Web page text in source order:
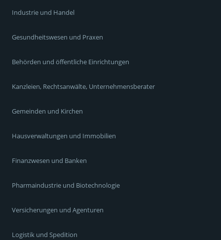
Industrie und Handel
Gesundheitswesen und Praxen
Behörden und öffentliche Einrichtungen
Kanzleien, Rechtsanwälte, Unternehmensberater
Gemeinden und Kirchen
Hausverwaltungen und Immobilien
Finanzwesen und Banken
Pharmaindustrie und Biotechnologie
Versicherungen und Agenturen
Logistik und Spedition